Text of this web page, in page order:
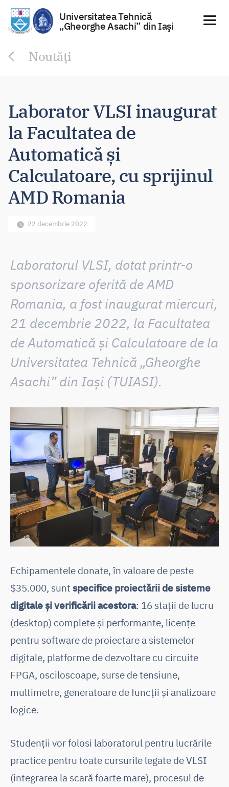
Universitatea Tehnică
„Gheorghe Asachi” din Iaşi
Noutăți
Laborator VLSI inaugurat
la Facultatea de
Automatică și
Calculatoare, cu sprijinul
AMD Romania
22 decembrie 2022
Laboratorul VLSI, dotat printr-o
sponsorizare oferită de AMD
Romania, a fost inaugurat miercuri,
21 decembrie 2022, la Facultatea
de Automatică și Calculatoare de la
Universitatea Tehnică „Gheorghe
Asachi” din Iași (TUIASI).
Echipamentele donate, în valoare de peste
$35.000, sunt specifice proiectării de sisteme
digitale și verificării acestora: 16 stații de lucru
(desktop) complete și performante, licențe
pentru software de proiectare a sistemelor
digitale, platforme de dezvoltare cu circuite
FPGA, osciloscoape, surse de tensiune,
multimetre, generatoare de funcții și analizoare
logice.
Studenții vor folosi laboratorul pentru lucrările
practice pentru toate cursurile legate de VLSI
(integrarea la scară foarte mare), procesul de